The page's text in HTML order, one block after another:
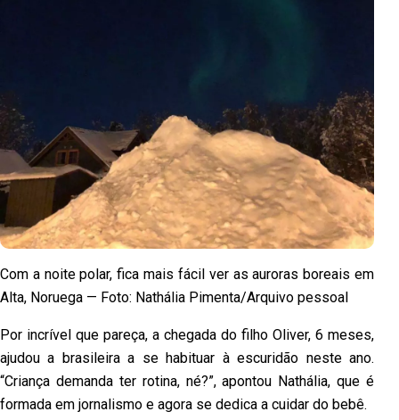
Com a noite polar, fica mais fácil ver as auroras boreais em
Alta, Noruega — Foto: Nathália Pimenta/Arquivo pessoal
Por incrível que pareça, a chegada do filho Oliver, 6 meses,
ajudou a brasileira a se habituar à escuridão neste ano.
“Criança demanda ter rotina, né?”, apontou Nathália, que é
formada em jornalismo e agora se dedica a cuidar do bebê.